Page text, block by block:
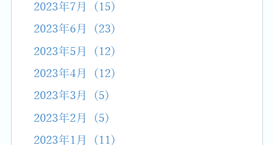
2023年7月 (15)
2023年6月 (23)
2023年5月 (12)
2023年4月 (12)
2023年3月 (5)
2023年2月 (5)
2023年1月 (11)